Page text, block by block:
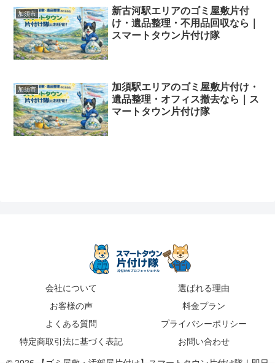
加須市
新古河駅エリアのゴミ屋敷片付
け・遺品整理・不用品回収なら｜
スマートタウン片付け隊
加須市
加須駅エリアのゴミ屋敷片付け・
遺品整理・オフィス撤去なら｜ス
マートタウン片付け隊
会社について
選ばれる理由
お客様の声
料金プラン
よくある質問
プライバシーポリシー
特定商取引法に基づく表記
お問い合わせ